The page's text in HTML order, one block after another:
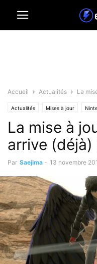
Accueil Actualités La
Actualités Mises à jour
La mise à
arrive
Par Saejima - 13 novembre